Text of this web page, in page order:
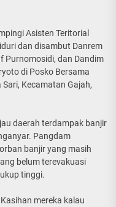
Asisten Teritorial
dan disambut Danrem
Purnomosidi, dan Dandim
di Posko Bersama
Sari, Kecamatan Gajah,
daerah terdampak banjir
Pangdam
banjir yang masih
belum terevakuasi
tinggi.
mereka kalau